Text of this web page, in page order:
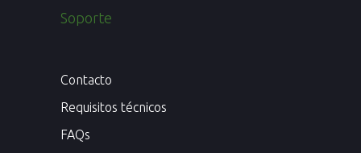
Soporte
Contacto
Requisitos técnicos
FAQs